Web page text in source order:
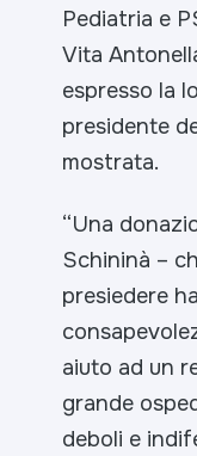
Pediatria e
Vita
espresso la
presidente
mostrata.
“Una
Schininà –
presiedere
aiuto ad un
grande
deboli e